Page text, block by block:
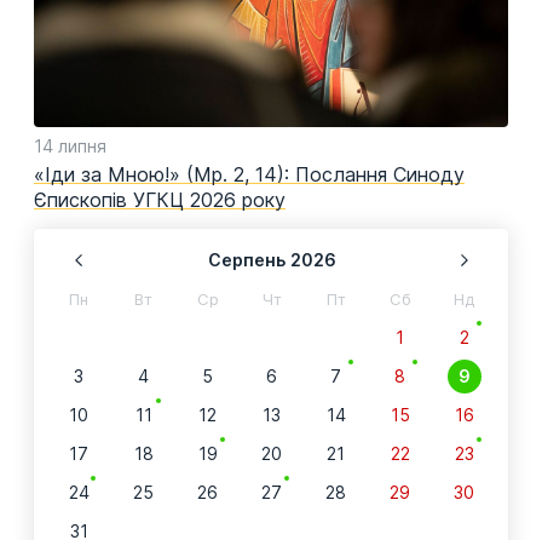
14 липня
«Іди за Мною!» (Мр. 2, 14): Послання Синоду
Єпископів УГКЦ 2026 року
Серпень 2026
Пн Вт Ср Чт Пт Сб Нд
1
2
3
4 5 6 7 8
9
10
11 12 13 14 15
16
17
18 19 20 21 22
23
24
25 26 27 28 29
30
31